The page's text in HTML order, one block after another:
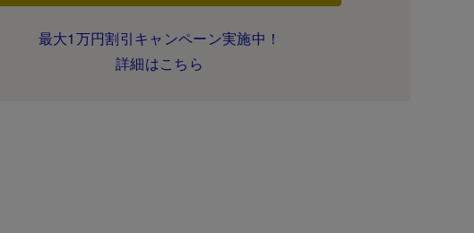
最大1万円割引キャンペーン実施中！
詳細はこちら